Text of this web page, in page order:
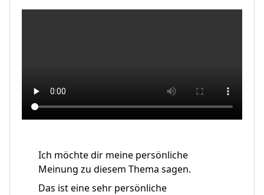
Ich möchte dir meine persönliche
Meinung zu diesem Thema sagen.
Das ist eine sehr persönliche